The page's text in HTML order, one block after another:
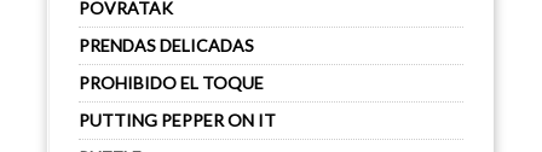
POVRATAK
PRENDAS DELICADAS
PROHIBIDO EL TOQUE
PUTTING PEPPER ON IT